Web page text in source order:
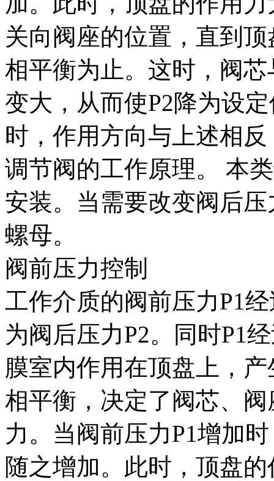
关向阀座的位置，直到
相平衡为止。这时，阀
变大，从而使P2降为设
时，作用方向与上述相
调节阀的工作原理。 本
安装。当需要改变阀后
螺母。
阀前压力控制
工作介质的阀前压力P1
为阀后压力P2。同时P1
膜室内作用在顶盘上，
相平衡，决定了阀芯、
力。当阀前压力P1增加
随之增加。此时，顶盘